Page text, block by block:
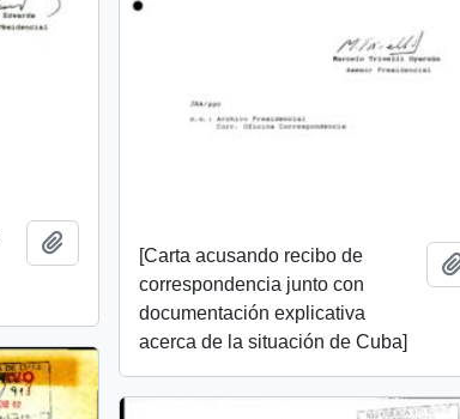
[Carta acusando recibo de
correspondencia junto con
documentación explicativa
acerca de la situación de Cuba]